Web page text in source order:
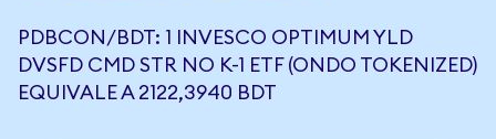
PDBCON/BDT: 1 INVESCO OPTIMUM YLD
DVSFD CMD STR NO K-1 ETF (ONDO TOKENIZED)
EQUIVALE A 2122,3940 BDT